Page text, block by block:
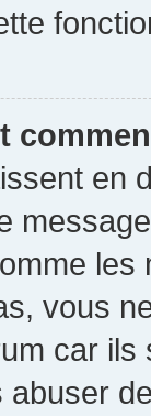
en
vous
car ils